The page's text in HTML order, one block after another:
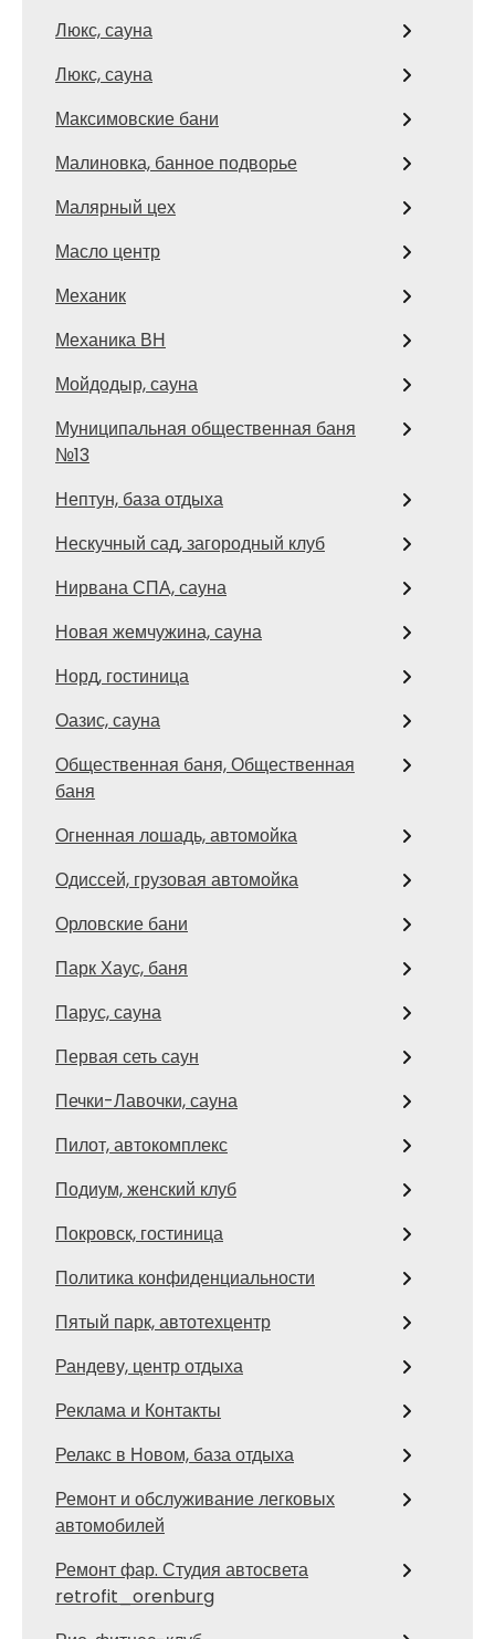
Люкс, сауна
Люкс, сауна
Максимовские бани
Малиновка, банное подворье
Малярный цех
Масло центр
Механик
Механика ВН
Мойдодыр, сауна
Муниципальная общественная баня
№13
Нептун, база отдыха
Нескучный сад, загородный клуб
Нирвана СПА, сауна
Новая жемчужина, сауна
Норд, гостиница
Оазис, сауна
Общественная баня, Общественная
баня
Огненная лошадь, автомойка
Одиссей, грузовая автомойка
Орловские бани
Парк Хаус, баня
Парус, сауна
Первая сеть саун
Печки-Лавочки, сауна
Пилот, автокомплекс
Подиум, женский клуб
Покровск, гостиница
Политика конфиденциальности
Пятый парк, автотехцентр
Рандеву, центр отдыха
Реклама и Контакты
Релакс в Новом, база отдыха
Ремонт и обслуживание легковых
автомобилей
Ремонт фар. Студия автосвета
retrofit_orenburg